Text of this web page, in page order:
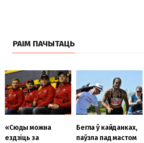
РАІМ ПАЧЫТАЦЬ
«Сюды можна
ездзіць за
Бегла ў кайданках,
паўзла пад мастом